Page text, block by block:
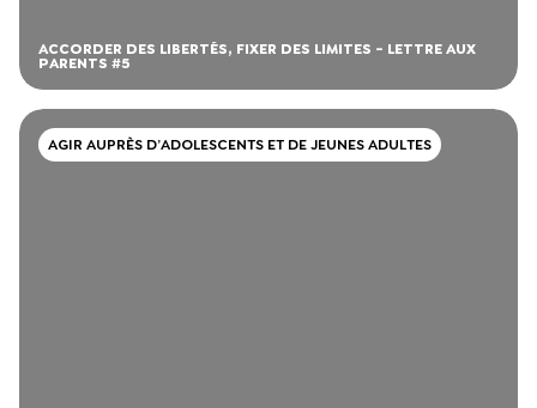
ACCORDER DES LIBERTÉS, FIXER DES LIMITES - LETTRE AUX
PARENTS #5
AGIR AUPRÈS D’ADOLESCENTS ET DE JEUNES ADULTES